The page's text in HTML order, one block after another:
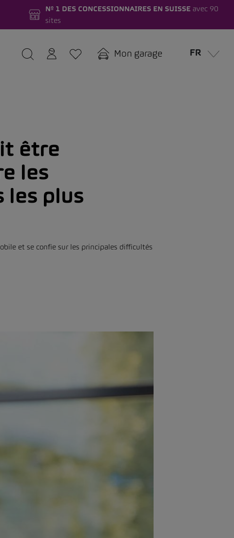
Nº 1 DES CONCESSIONNAIRES EN SUISSEavec 90
sites
Mon garage FR
être
les
les plus
et se confie sur les principales difficultés